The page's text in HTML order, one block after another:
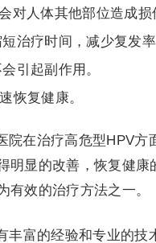
对人体其他部位造成损
治疗时间，减少复发率
引起副作用。
恢复健康。
在治疗高危型HPV方
明显的改善，恢复健康
效的治疗方法之一。
丰富的经验和专业的技